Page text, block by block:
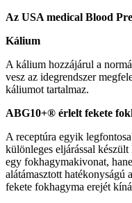
Az USA medical Blood
Kálium
A kálium hozzájárul a
vesz az idegrendszer
káliumot tartalmaz.
ABG10+® érlelt fekete
A receptúra egyik
különleges eljárással
egy fokhagymakivonat,
alátámasztott hatékonyságú
fekete fokhagyma erejét